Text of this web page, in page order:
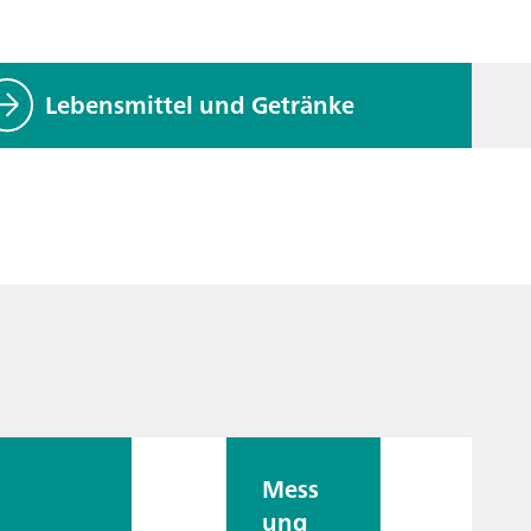
Lebensmittel und Getränke
Mess
ung